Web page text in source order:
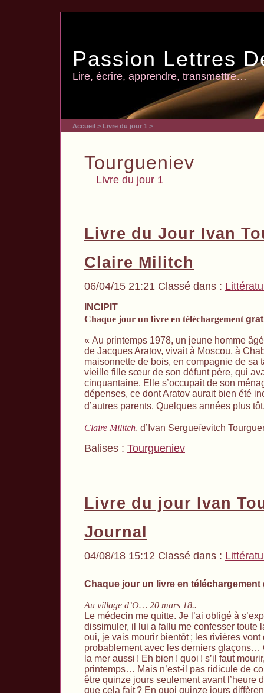
Passion Lettres
Lire, écrire, apprendre, transmettre…
Accueil > Livre du jour 1 >
Tourgueniev
Livre du jour 1
Livre du Jour Ivan
Claire Militch
06/04/15 21:21 Classé dans :
INCIPIT
Chaque jour un livre en téléchargement
« Au printemps 1978, un jeune homme
de Jacques Aratov, vivait à Moscou, à
maisonnette de bois, en compagnie de sa
vieille fille sœur de son défunt père, qui
cinquantaine. Elle s’occupait de son
dépenses, ce dont Aratov aurait bien été
d’autres parents. Quelques années plus
Claire Militch, d’Ivan Sergueïevitch
Balises : Tourgueniev
Livre du jour Ivan
Journal
04/08/18 15:12 Classé dans :
Chaque jour un livre en téléchargement
Au village d’O… 20 mars 18..
Le médecin me quitte. Je l’ai obligé à
dissimuler, il lui a fallu me confesser toute
oui, je vais mourir bientôt ; les rivières vont
probablement avec les derniers glaçons…
la mer aussi ! Eh bien ! quoi ! s’il faut
printemps… Mais n’est-il pas ridicule de
être quinze jours seulement avant l’heure
que cela fait? En quoi quinze jours